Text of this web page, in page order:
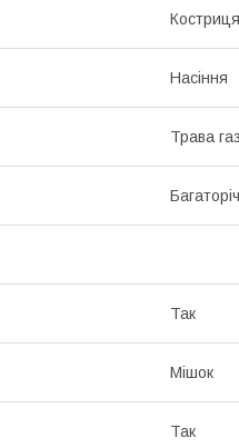
Костриця
Насіння
Трава
Так
Мішок
Так